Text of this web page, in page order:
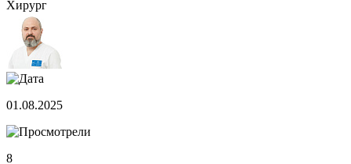
Хирург
01.08.2025
8